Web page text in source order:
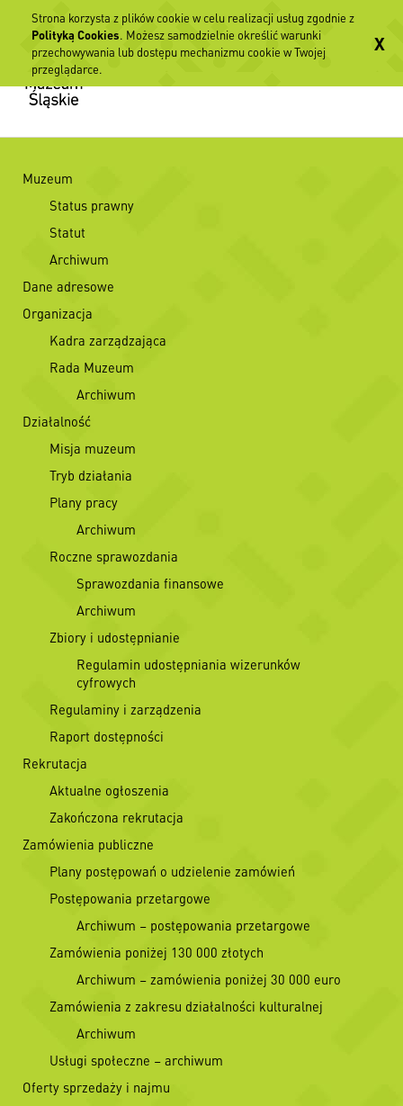
Muzeum
Status prawny
Statut
Archiwum
Dane adresowe
Organizacja
Kadra zarządzająca
Rada Muzeum
Archiwum
Działalność
Misja muzeum
Tryb działania
Plany pracy
Archiwum
Roczne sprawozdania
Sprawozdania finansowe
Archiwum
Zbiory i udostępnianie
Regulamin udostępniania wizerunków
cyfrowych
Regulaminy i zarządzenia
Raport dostępności
Rekrutacja
Aktualne ogłoszenia
Zakończona rekrutacja
Zamówienia publiczne
Plany postępowań o udzielenie zamówień
Postępowania przetargowe
Archiwum – postępowania przetargowe
Zamówienia poniżej 130 000 złotych
Archiwum – zamówienia poniżej 30 000 euro
Zamówienia z zakresu działalności kulturalnej
Archiwum
Usługi społeczne – archiwum
Oferty sprzedaży i najmu
Strona korzysta z plików cookie w celu realizacji usług zgodnie z
Polityką Cookies. Możesz samodzielnie określić warunki
przechowywania lub dostępu mechanizmu cookie w Twojej
przeglądarce.
X